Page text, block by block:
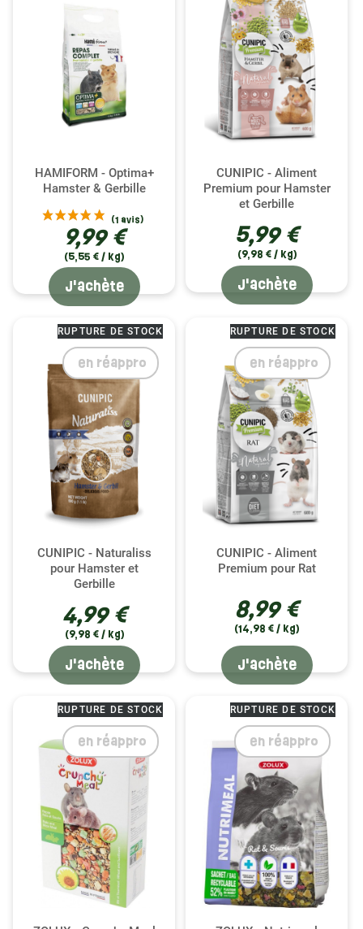
HAMIFORM - Optima+
Hamster & Gerbille
9,99 €
(5,55 € / kg)
J'achète
CUNIPIC - Aliment
Premium pour Hamster
et Gerbille
5,99 €
(9,98 € / kg)
J'achète
CUNIPIC - Naturaliss
pour Hamster et
Gerbille
4,99 €
(9,98 € / kg)
RUPTURE DE STOCK
en réappro
J'achète
CUNIPIC - Aliment
Premium pour Rat
8,99 €
(14,98 € / kg)
RUPTURE DE STOCK
en réappro
J'achète
RUPTURE DE STOCK
en réappro
RUPTURE DE STOCK
en réappro